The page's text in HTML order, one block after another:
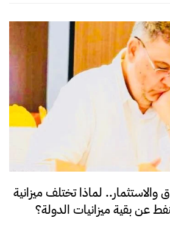
والاستثمار.. لماذا تختلف ميزانية
عن بقية ميزانيات الدولة؟